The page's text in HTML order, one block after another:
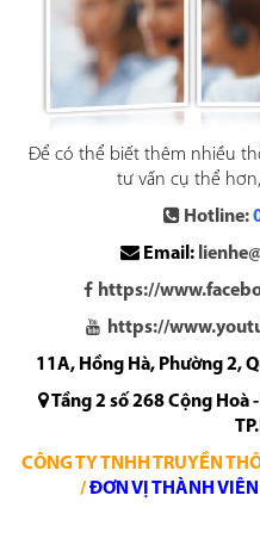
Để có thể biết thêm nhiều
tư vấn cụ thể
Hotline:
Email:
https://
https://
11A, Hồng Hà, Phường 2,
Tầng 2 số 268 Cộng Hoà
CÔNG TY TNHH TRUYỀN
/ ĐƠN VỊ THÀNH VIÊN